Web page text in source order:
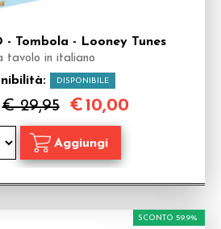
- Tombola - Looney Tunes
tavolo in italiano
DISPONIBILE
€ 29,95 €10,00
SCONTO 59.9%